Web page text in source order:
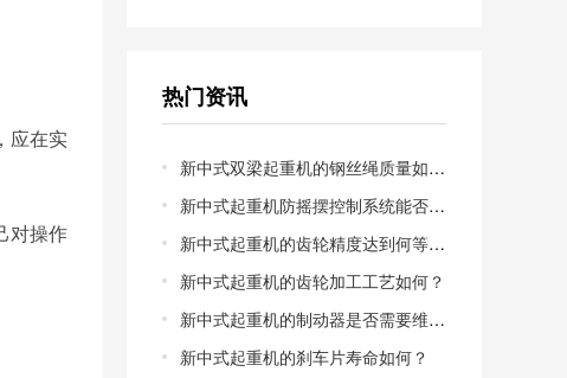
应在实
对操作
热门资讯
新中式双梁起重机的钢丝绳质量如何？
新中式起重机防摇摆控制系统能否兼容老旧起重机电机？
新中式起重机的齿轮精度达到何等级？新中式起重机的齿轮精度等级解析
新中式起重机的齿轮加工工艺如何？
新中式起重机的制动器是否需要维护？
新中式起重机的刹车片寿命如何？